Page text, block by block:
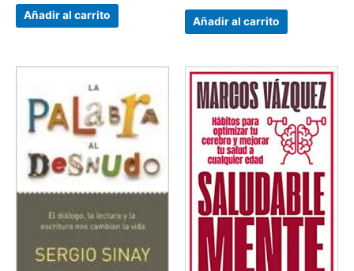
Añadir al carrito Añadir al carrito